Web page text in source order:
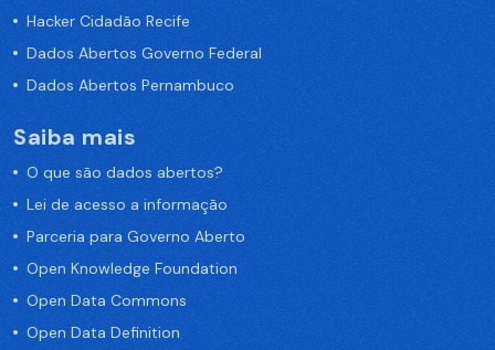
Hacker Cidadão Recife
Dados Abertos Governo Federal
Dados Abertos Pernambuco
Saiba mais
O que são dados abertos?
Lei de acesso a informação
Parceria para Governo Aberto
Open Knowledge Foundation
Open Data Commons
Open Data Definition